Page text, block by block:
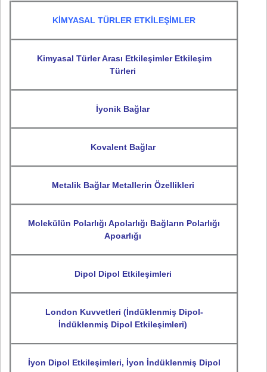
KİMYASAL TÜRLER ETKİLEŞİMLER
Kimyasal Türler Arası Etkileşimler Etkileşim
Türleri
İyonik Bağlar
Kovalent Bağlar
Metalik Bağlar Metallerin Özellikleri
Molekülün Polarlığı Apolarlığı Bağların Polarlığı
Apoarlığı
Dipol Dipol Etkileşimleri
London Kuvvetleri (İndüklenmiş Dipol-
İndüklenmiş Dipol Etkileşimleri)
İyon Dipol Etkileşimleri, İyon İndüklenmiş Dipol